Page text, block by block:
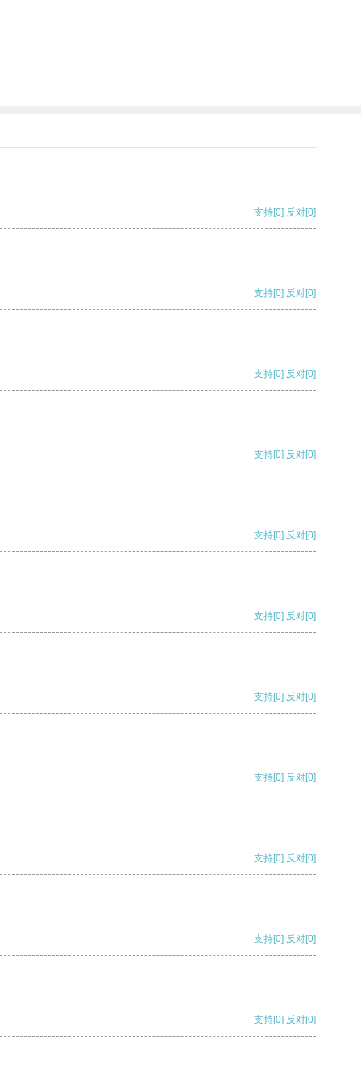
支持[0] 反对[0]
支持[0] 反对[0]
支持[0] 反对[0]
支持[0] 反对[0]
支持[0] 反对[0]
支持[0] 反对[0]
支持[0] 反对[0]
支持[0] 反对[0]
支持[0] 反对[0]
支持[0] 反对[0]
支持[0] 反对[0]